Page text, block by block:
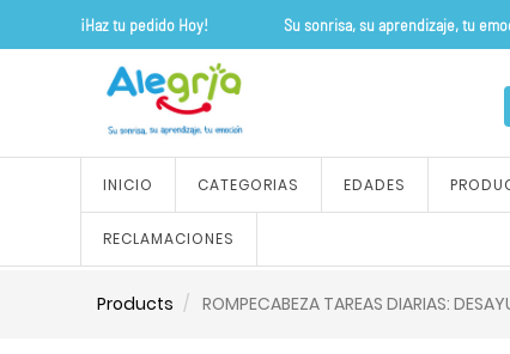
¡Haz tu pedido Hoy! Su sonrisa, su
INICIO CATEGORIAS EDADES
RECLAMACIONES
Products ROMPECABEZA TAREAS DIARIAS: